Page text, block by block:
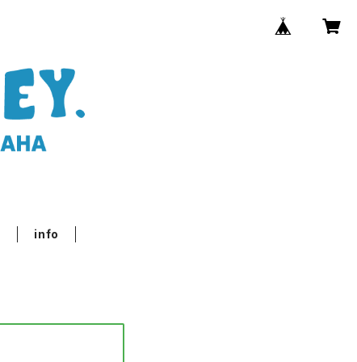
info